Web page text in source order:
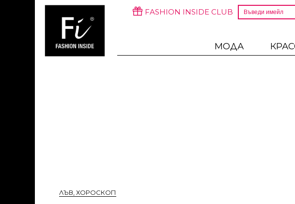
FASHION INSIDE CLUB
МОДА
ЛЪВ ХОРОСКОП